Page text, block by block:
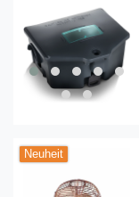
Neuheit